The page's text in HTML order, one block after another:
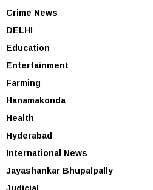
Crime News
DELHI
Education
Entertainment
Farming
Hanamakonda
Health
Hyderabad
International News
Jayashankar Bhupalpally